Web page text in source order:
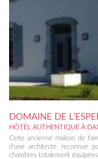
DOMAINE DE
HÔTEL AUTHENTIQUE À
Cette ancienne maison de
d'une architecte reconnue
chambres totalement